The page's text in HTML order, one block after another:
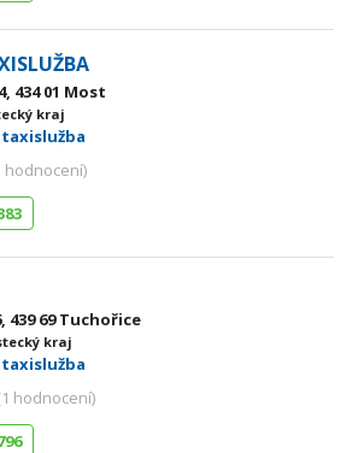
434 01 Most
kraj
hodnocení)
439 69 Tuchořice
kraj
1 hodnocení)